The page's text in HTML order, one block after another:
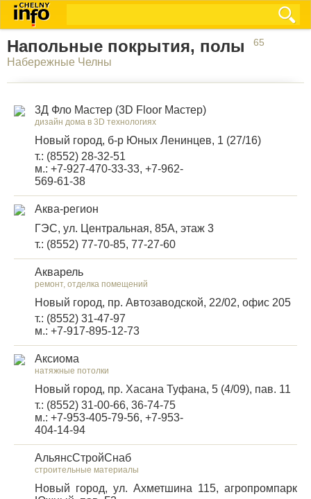
Напольные покрытия, полы 65
Набережные Челны
3Д Фло Мастер (3D Floor Мастер)
дизайн дома в 3D технологиях
Новый город, б-р Юных Ленинцев, 1 (27/16)
т.: (8552) 28-32-51
м.: +7-927-470-33-33, +7-962-
569-61-38
Аква-регион
ГЭС, ул. Центральная, 85А, этаж 3
т.: (8552) 77-70-85, 77-27-60
Акварель
ремонт, отделка помещений
Новый город, пр. Автозаводской, 22/02, офис 205
т.: (8552) 31-47-97
м.: +7-917-895-12-73
Аксиома
натяжные потолки
Новый город, пр. Хасана Туфана, 5 (4/09), пав. 11
т.: (8552) 31-00-66, 36-74-75
м.: +7-953-405-79-56, +7-953-
404-14-94
АльянсСтройСнаб
строительные материалы
Новый город, ул. Ахметшина 115, агропромпарк